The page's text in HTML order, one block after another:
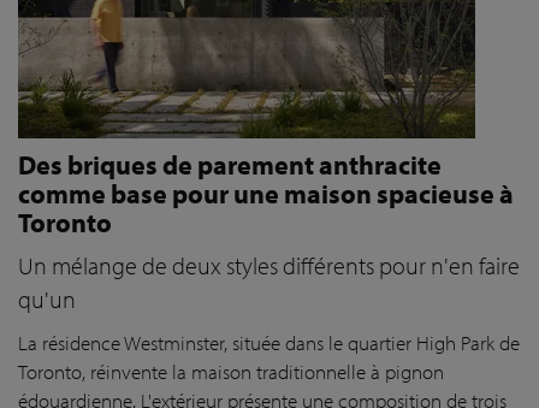
Des briques de parement anthracite
comme base pour une maison spacieuse à
Toronto
Un mélange de deux styles différents pour n'en faire
qu'un
La résidence Westminster, située dans le quartier High Park de
Toronto, réinvente la maison traditionnelle à pignon
édouardienne. L'extérieur présente une composition de trois